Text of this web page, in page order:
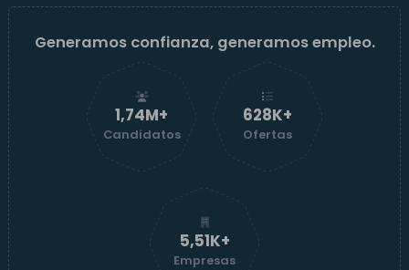
Generamos confianza, generamos empleo.
1,74M+
Candidatos
629K+
Ofertas
5,51K+
Empresas